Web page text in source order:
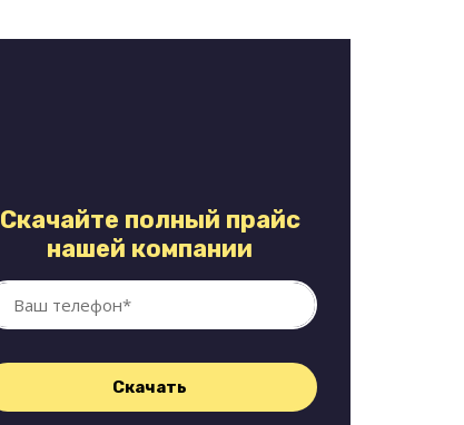
Скачайте полный прайс
нашей компании